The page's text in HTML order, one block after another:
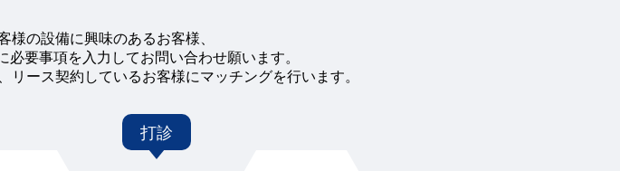
様の設備に興味のあるお客様、
要事項を入力してお問い合わせ願います。
ース契約しているお客様にマッチングを行います。